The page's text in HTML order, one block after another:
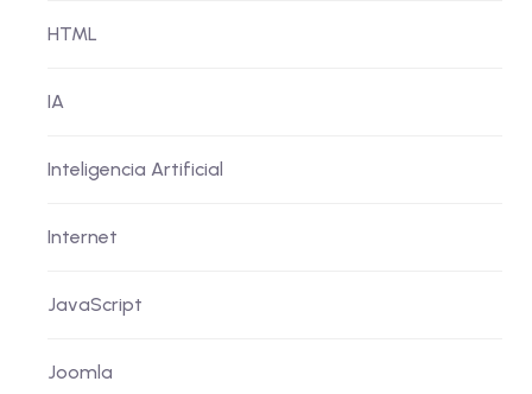
HTML
IA
Inteligencia Artificial
Internet
JavaScript
Joomla